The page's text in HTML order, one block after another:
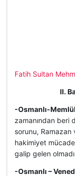
Fatih Sultan
II.
-Osmanlı-
zamanından beri
sorunu, Ramazan
hakimiyet
galip gelen
-Osmanlı –